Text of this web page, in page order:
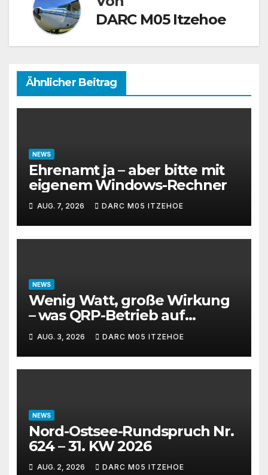
DARC M05 Itzehoe
Ähnlicher Beitrag
NEWS
Ehrenamt ja – aber bitte mit
eigenem Windows-Rechner
AUG. 7, 2026 DARC M05 ITZEHOE
NEWS
Wenig Watt, große Wirkung
– was QRP-Betrieb auf
Kurzwelle wirklich kann
AUG. 3, 2026 DARC M05 ITZEHOE
NEWS
Nord-Ostsee-Rundspruch Nr.
624 – 31. KW 2026
AUG. 2, 2026 DARC M05 ITZEHOE